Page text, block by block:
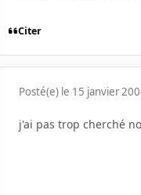
Citer
Posté(e) le 15 janvier
j'ai pas trop cherché